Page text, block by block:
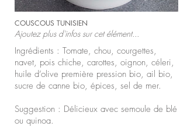
COUSCOUS TUNISIEN
Ajoutez plus d'infos sur cet élément...
Ingrédients : Tomate, chou, courgettes,
navet, pois chiche, carottes, oignon, céleri,
huile d’olive première pression bio, ail bio,
sucre de canne bio, épices, sel de mer.
Suggestion : Délicieux avec semoule de blé
ou quinoa.